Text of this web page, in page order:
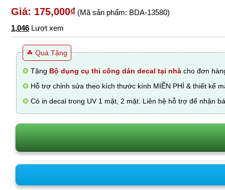
Giá: 175,000₫ (Mã sản phẩm: BDA-13580)
1,046 Lượt xem
☘ Quà Tặng
❂ Tặng Bộ dụng cụ thi công dán decal tại nhà cho đơn
❂ Hỗ trợ chỉnh sửa theo kích thước kính MIỄN PHÍ & thiết kế
❂ Có in decal trong UV 1 mặt, 2 mặt. Liên hệ hỗ trợ để nhận